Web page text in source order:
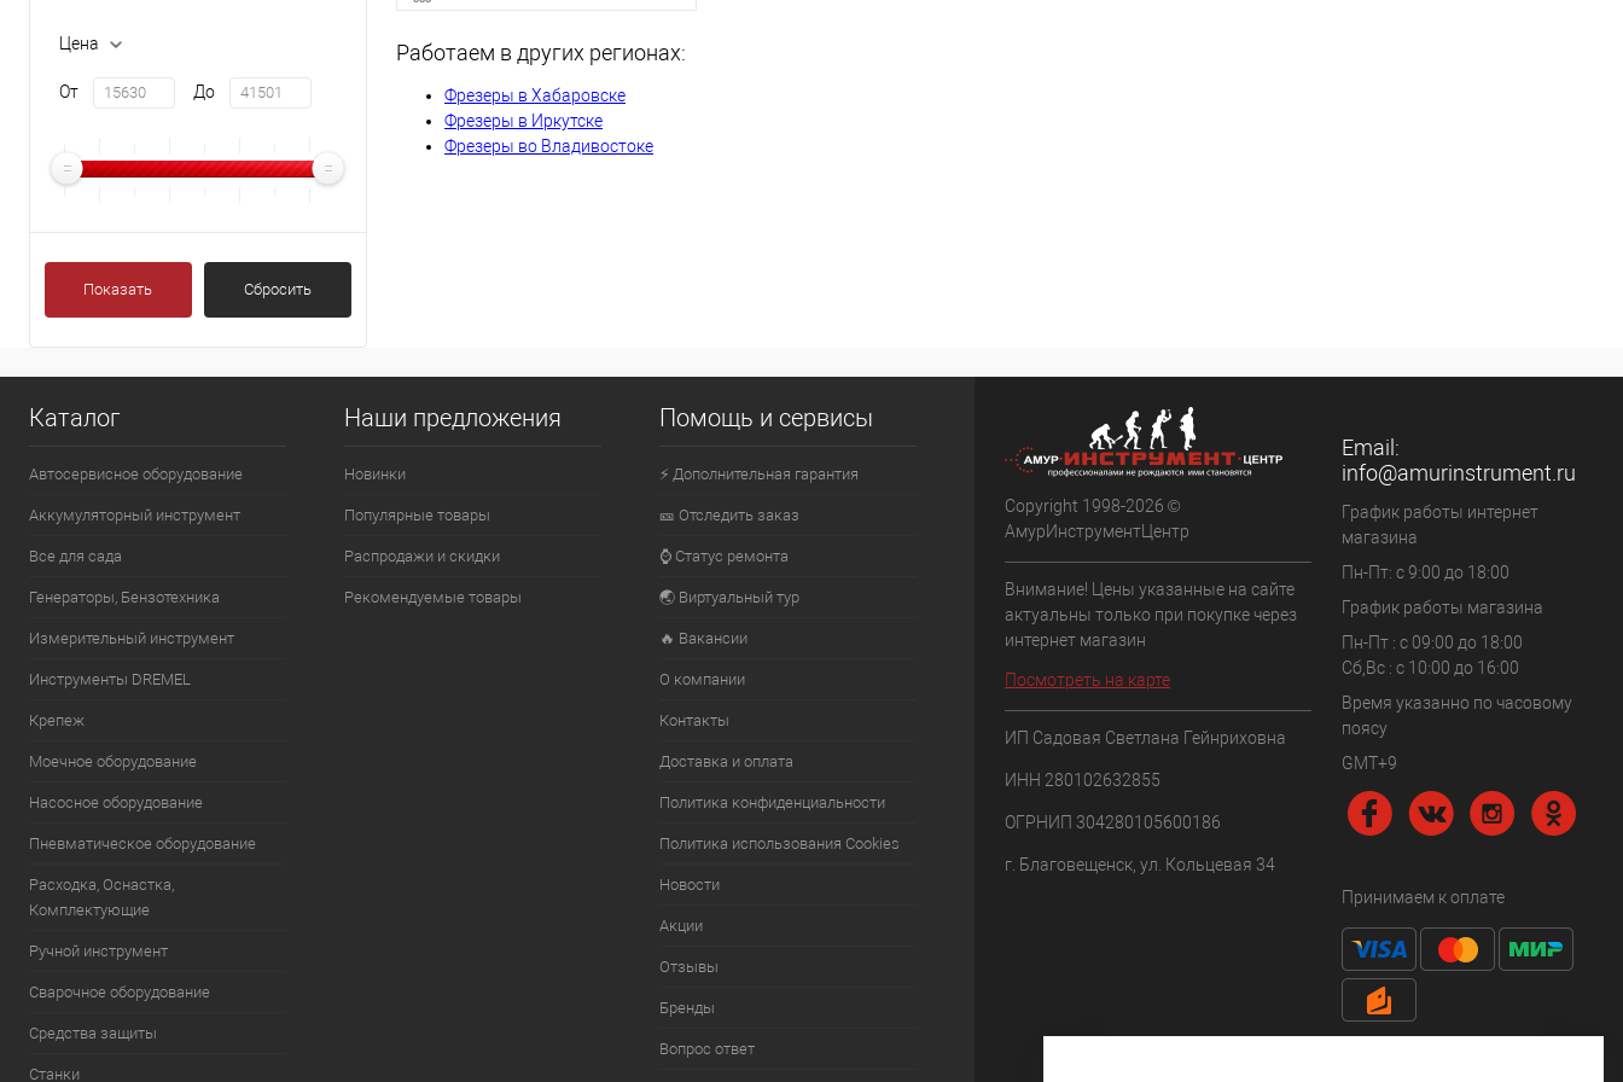
Цена
От До
Показать Сбросить
Сообщить о наличии
К сравнению
Работаем в других регионах:
Фрезеры в Хабаровске
Фрезеры в Иркутске
Фрезеры во Владивостоке
Каталог
Автосервисное оборудование
Аккумуляторный инструмент
Все для сада
Генераторы, Бензотехника
Измерительный инструмент
Инструменты DREMEL
Крепеж
Моечное оборудование
Насосное оборудование
Пневматическое оборудование
Расходка, Оснастка,
Комплектующие
Ручной инструмент
Сварочное оборудование
Средства защиты
Станки
Наши предложения
Новинки
Популярные товары
Распродажи и скидки
Рекомендуемые товары
Помощь и сервисы
⚡ Дополнительная гарантия
🎫 Отследить заказ
⌚ Статус ремонта
🌏 Виртуальный тур
🔥 Вакансии
О компании
Контакты
Доставка и оплата
Политика конфиденциальности
Политика использования Cookies
Новости
Акции
Отзывы
Бренды
Вопрос ответ
Copyright 1998-2026 ©
АмурИнструментЦентр
Внимание! Цены указанные на сайте
актуальны только при покупке через
интернет магазин
Посмотреть на карте
ИП Садовая Светлана Гейнриховна
ИНН 280102632855
ОГРНИП 304280105600186
г. Благовещенск, ул. Кольцевая 34
Email:
info@amurinstrument.ru
График работы интернет
магазина
Пн-Пт: с 9:00 до 18:00
График работы магазина
Пн-Пт : с 09:00 до 18:00
Сб,Вс : c 10:00 до 16:00
Время указанно по часовому
поясу
GMT+9
Принимаем к оплате